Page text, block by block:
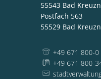
55543 Bad
Postfach 563
55529 Bad
+49 671 800-0
+49 671 800-